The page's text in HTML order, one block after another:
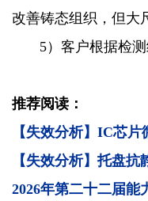
改善铸态组织，但大
5）客户根据检
推荐阅读：
【失效分析】IC芯
【失效分析】托盘
2026年第二十二届能